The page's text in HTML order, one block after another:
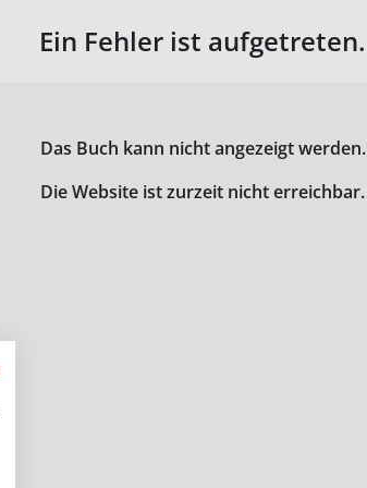
Ein Fehler ist aufgetreten.
Das Buch kann nicht angezeigt werden.
Die Website ist zurzeit nicht erreichbar.